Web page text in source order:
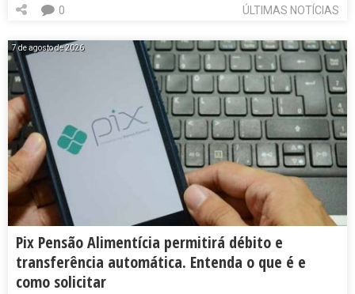
ÚLTIMAS NOTÍCIAS
0
7 de agosto de 2026
Pix Pensão Alimentícia permitirá débito e
transferência automática. Entenda o que é e
como solicitar